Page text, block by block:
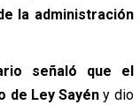
la administración
señaló que el
de Ley Sayén y dio